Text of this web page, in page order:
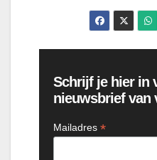
Schrijf je hier in
nieuwsbrief van
Mailadres *